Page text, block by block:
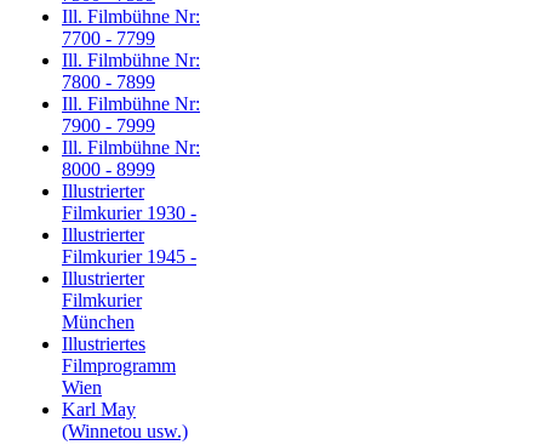
Ill. Filmbühne Nr:
7700 - 7799
Ill. Filmbühne Nr:
7800 - 7899
Ill. Filmbühne Nr:
7900 - 7999
Ill. Filmbühne Nr:
8000 - 8999
Illustrierter
Filmkurier 1930 -
Illustrierter
Filmkurier 1945 -
Illustrierter
Filmkurier
München
Illustriertes
Filmprogramm
Wien
Karl May
(Winnetou usw.)